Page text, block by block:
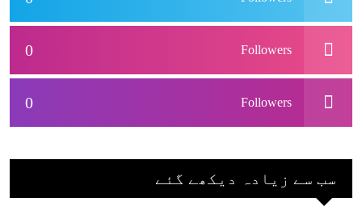
0 Followers
0 Followers
سب سے زیادہ دیکھے گئے